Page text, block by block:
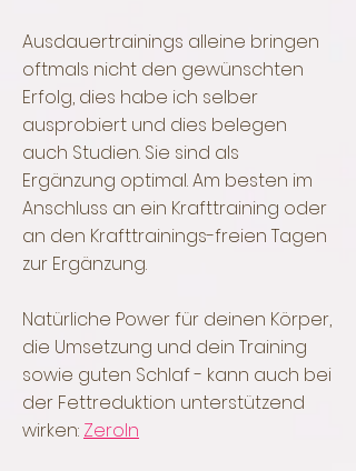
Ausdauertrainings alleine bringen
oftmals nicht den gewünschten
Erfolg, dies habe ich selber
ausprobiert und dies belegen
auch Studien. Sie sind als
Ergänzung optimal. Am besten im
Anschluss an ein Krafttraining oder
an den Krafttrainings-freien Tagen
zur Ergänzung.
Natürliche Power für deinen Körper,
die Umsetzung und dein Training
sowie guten Schlaf - kann auch bei
der Fettreduktion unterstützend
wirken: ZeroIn